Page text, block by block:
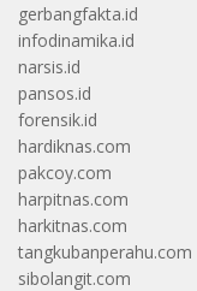
gerbangfakta.id
infodinamika.id
narsis.id
pansos.id
forensik.id
hardiknas.com
pakcoy.com
harpitnas.com
harkitnas.com
tangkubanperahu.com
sibolangit.com